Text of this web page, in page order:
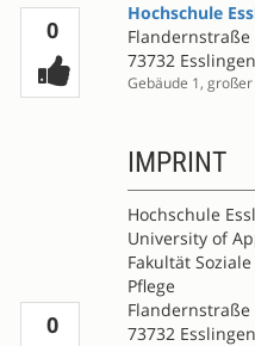
0Votes
0Votes
Hochschule
Flandernstraße
73732
Gebäude 1,
IMPRINT
Hochschule
University of
Fakultät
Pflege
Flandernstraße
73732